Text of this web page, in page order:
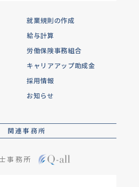
就業規則の作成
給与計算
労働保険事務組合
キャリアアップ助成金
採用情報
お知らせ
関連事務所
事務所